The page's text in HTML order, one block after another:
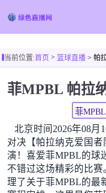
篮球直播
当前位置:首页> 篮球直播> 帕
菲MPBL
北京时间2026年08月
对决【帕拉纳克爱国
演！喜爱菲MPBL的球
不错过这场精彩的比
理了关于菲MPBL的最